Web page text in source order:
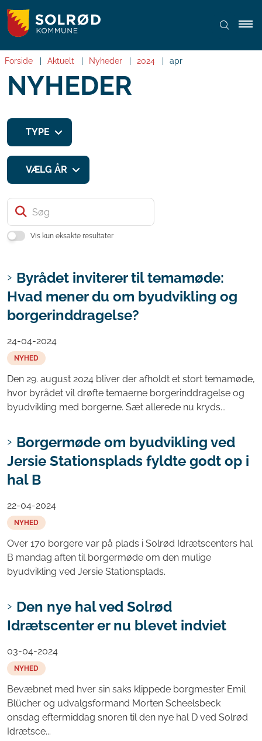
Forside Aktuelt Nyheder 2024 apr
NYHEDER
Søg
Vis kun eksakte resultater
TYPE
VÆLG ÅR
Byrådet inviterer til temamøde:
Hvad mener du om byudvikling og
borgerinddragelse?
24-04-2024
NYHED
Den 29. august 2024 bliver der afholdt et stort temamøde,
hvor byrådet vil drøfte temaerne borgerinddragelse og
byudvikling med borgerne. Sæt allerede nu kryds...
Borgermøde om byudvikling ved
Jersie Stationsplads fyldte godt op i
hal B
22-04-2024
NYHED
Over 170 borgere var på plads i Solrød Idrætscenters hal
B mandag aften til borgermøde om den mulige
byudvikling ved Jersie Stationsplads.
Den nye hal ved Solrød
Idrætscenter er nu blevet indviet
03-04-2024
NYHED
Bevæbnet med hver sin saks klippede borgmester Emil
Blücher og udvalgsformand Morten Scheelsbeck
onsdag eftermiddag snoren til den nye hal D ved Solrød
Idrætsce...